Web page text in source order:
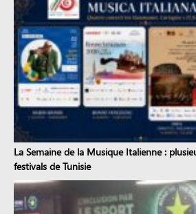
La Semaine de la Musique Italienne :
festivals de Tunisie